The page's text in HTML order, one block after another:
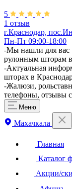
5
1 отзыв
г.Краснодар,
Пн-Пт 09:00-18:00
-Мы нашли для вас
рулонным шторам
-Актуальная
шторах в
-Жалюзи,
телефоны, отзывы
Меню
Махачкала
Главная
Каталог
Акции/